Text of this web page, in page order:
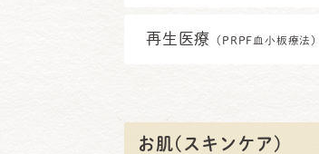
再生医療 （PRPF血小板療法）
お肌(スキンケア)